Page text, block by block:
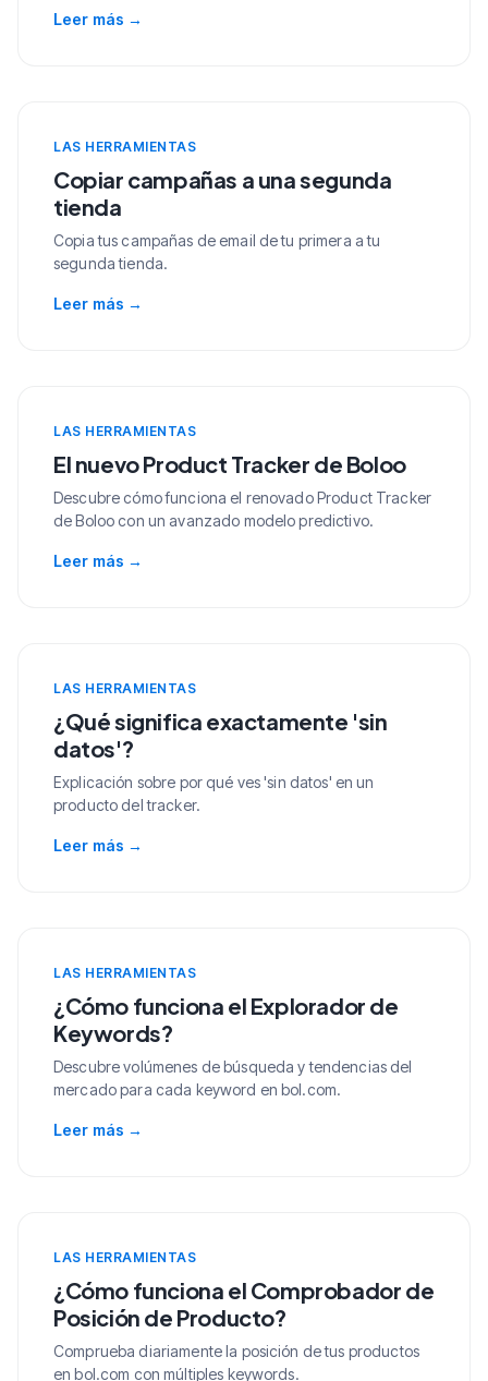
Leer más →
LAS HERRAMIENTAS
Copiar campañas a una segunda
tienda
Copia tus campañas de email de tu primera a tu
segunda tienda.
Leer más →
LAS HERRAMIENTAS
El nuevo Product Tracker de Boloo
Descubre cómo funciona el renovado Product Tracker
de Boloo con un avanzado modelo predictivo.
Leer más →
LAS HERRAMIENTAS
¿Qué significa exactamente 'sin
datos'?
Explicación sobre por qué ves 'sin datos' en un
producto del tracker.
Leer más →
LAS HERRAMIENTAS
¿Cómo funciona el Explorador de
Keywords?
Descubre volúmenes de búsqueda y tendencias del
mercado para cada keyword en bol.com.
Leer más →
LAS HERRAMIENTAS
¿Cómo funciona el Comprobador de
Posición de Producto?
Comprueba diariamente la posición de tus productos
en bol.com con múltiples keywords.